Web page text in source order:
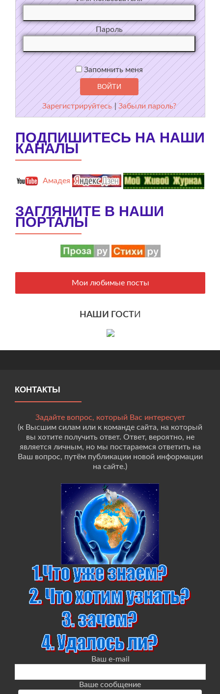
Пароль
Запомнить меня
Зарегистрируйтесь |Забыли пароль?
ПОДПИШИТЕСЬ НА НАШИ
КАНАЛЫ
Амадея
ЗАГЛЯНИТЕ В НАШИ
ПОРТАЛЫ
Мои любимые посты
НАШИ ГОСТИ
КОНТАКТЫ
Задайте вопрос, который Вас интересует
(к Высшим силам или к команде сайта, на который
вы хотите получить ответ. Ответ, вероятно, не
является личным, но мы постараемся ответить на
Ваш вопрос, путём публикации новой информации
на сайте.)
Ваш e-mail
Ваше сообщение